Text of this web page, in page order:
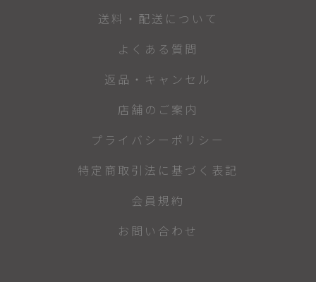
送料・配送について
よくある質問
返品・キャンセル
店舗のご案内
プライバシーポリシー
特定商取引法に基づく表記
会員規約
お問い合わせ